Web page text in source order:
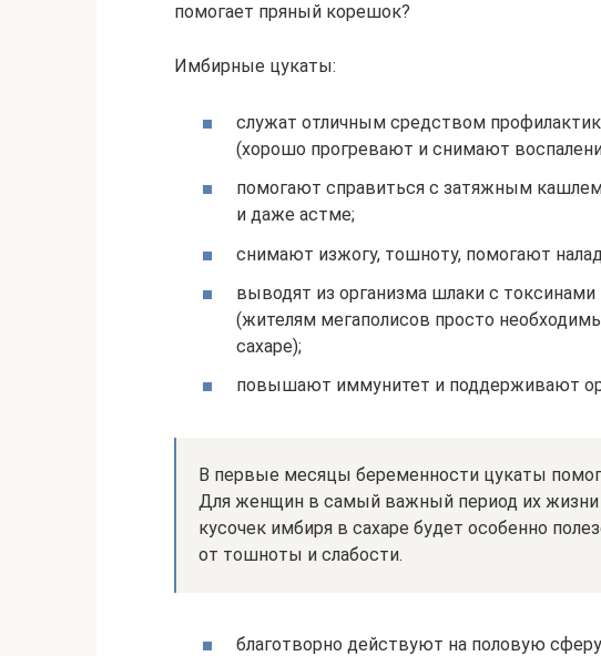
помогает пряный корешок?
Имбирные цукаты:
служат отличным средством
(хорошо прогревают и снимают
помогают справиться с затяжным
и даже астме;
снимают изжогу, тошноту, помогают
выводят из организма шлаки с
(жителям мегаполисов просто
сахаре);
повышают иммунитет и поддерживают
В первые месяцы беременности цукаты
Для женщин в самый важный период их
кусочек имбиря в сахаре будет особенно
от тошноты и слабости.
благотворно действуют на половую